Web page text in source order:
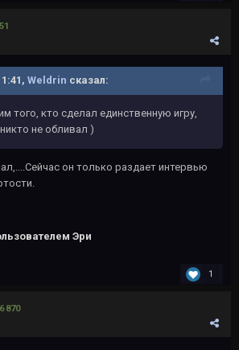
Weldrin сказал:
того, кто сделал единственную игру,
не обливал )
он только раздает интервью
Эри
1
6 870